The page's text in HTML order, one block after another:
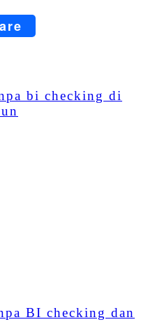
bi checking di